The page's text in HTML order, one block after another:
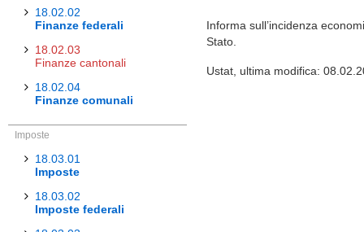
18.02.02
Finanze federali
18.02.03
Finanze cantonali
18.02.04
Finanze comunali
Imposte
18.03.01
Imposte
18.03.02
Imposte federali
Informa sull’incidenza
Stato.
Ustat, ultima modifica: